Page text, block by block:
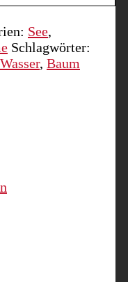
See,
Schlagwörter:
Wasser, Baum